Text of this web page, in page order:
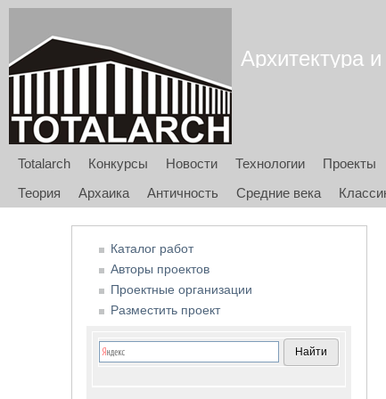
Архитектура
Totalarch Конкурсы Новости Технологии Проекты
Теория
Архаика Античность Средние века
Каталог работ
Авторы проектов
Проектные организации
Разместить проект